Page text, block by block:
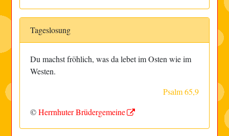
Tageslosung
Du machst fröhlich, was da lebet im Osten wie im
Westen.
Psalm 65,9
©Herrnhuter Brüdergemeine